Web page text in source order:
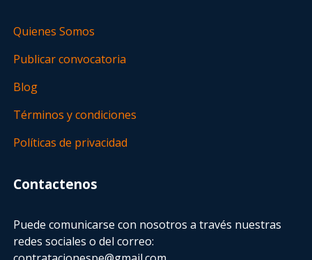
Quienes Somos
Publicar convocatoria
Blog
Términos y condiciones
Políticas de privacidad
Contactenos
Puede comunicarse con nosotros a través nuestras
redes sociales o del correo: